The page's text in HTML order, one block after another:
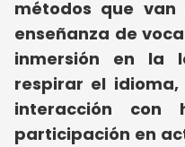
métodos que
enseñanza de
inmersión en la
respirar el
interacción con
participación en